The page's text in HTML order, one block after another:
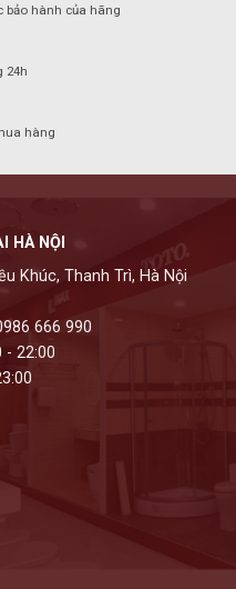
bảo hành của hãng
24h
hàng
HÀ NỘI
Khúc, Thanh Trì, Hà Nội
666 990
- 22:00